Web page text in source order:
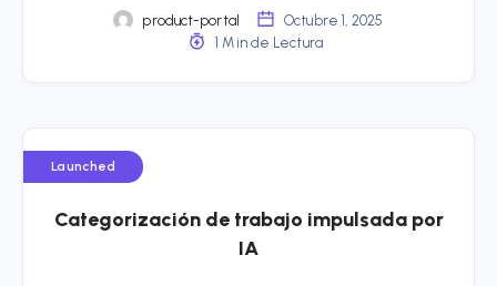
product-portal
Octubre 1, 2025
1 Min de Lectura
Launched
Categorización de trabajo impulsada por
IA